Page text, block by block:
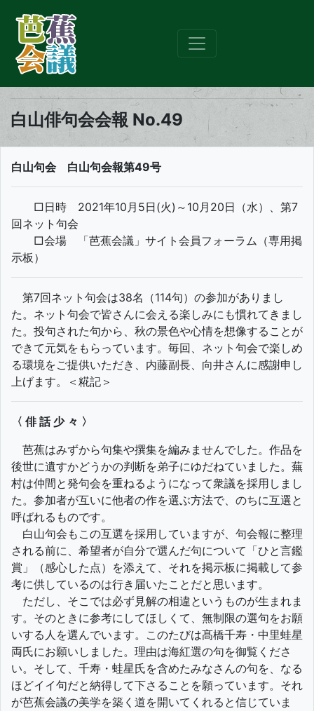
白山俳句会会報 No.49
白山句会 白山句会報第49号
□日時 2021年10月5日(火)～10月20日（水）、第7
回ネット句会
□会場 「芭蕉会議」サイト会員フォーラム（専用掲
示板）
第7回ネット句会は38名（114句）の参加がありまし
た。ネット句会で皆さんに会える楽しみにも慣れてきまし
た。投句された句から、秋の景色や心情を想像することが
できて元気をもらっています。毎回、ネット句会で楽しめ
る環境をご提供いただき、内藤副長、向井さんに感謝申し
上げます。＜糀記＞
〈 俳 話 少 々 〉
芭蕉はみずから句集や撰集を編みませんでした。作品を
後世に遺すかどうかの判断を弟子にゆだねていました。蕪
村は仲間と発句会を重ねるようになって衆議を採用しまし
た。参加者が互いに他者の作を選ぶ方法で、のちに互選と
呼ばれるものです。
白山句会もこの互選を採用していますが、句会報に整理
される前に、希望者が自分で選んだ句について「ひと言鑑
賞」（感心した点）を添えて、それを掲示板に掲載して参
考に供しているのは行き届いたことだと思います。
ただし、そこでは必ず見解の相違というものが生まれま
す。そのときに参考にしてほしくて、無制限の選句をお願
いする人を選んでいます。このたびは髙橋千寿・中里蛙星
両氏にお願いしました。理由は海紅選の句を御覧くださ
い。そして、千寿・蛙星氏を含めたみなさんの句を、なる
ほどイイ句だと納得して下さることを願っています。それ
が芭蕉会議の美学を築く道を開いてくれると信じていま